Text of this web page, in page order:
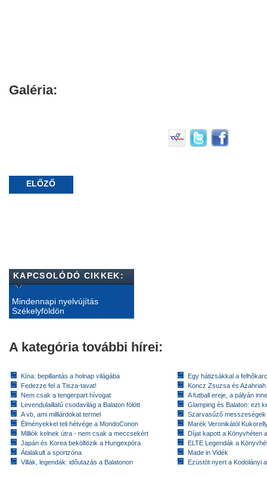
Galéria:
ELŐZŐ
KAPCSOLÓDÓ CIKKEK:
Mindennapi nyelvújítás
Székelyföldön
A kategória további hírei:
Kína: bepillantás a holnap világába
Fedezze fel a Tisza-tavat!
Nem csak a tengerpart hívogat
Levendulaillatú csodavilág a Balaton fölött
A vb, ami milliárdokat termel
Élményekkel teli hétvége a MondoConon
Milliók kelnek útra - nem csak a meccsekért
Japán és Korea beköltözik a Hungexpóra
Átalakult a sportzóna
Villák, legendák: időutazás a Balatonon
Egy hátizsákkal a
Koncz Zsuzsa és
A futball ereje, a pályán
Glamping és Balaton: ezt
Szarvasűző messzeségek
Marék Veronikától
Díjat kapott a Könyvhéten
ELTE Legendák a
Made in Vidék
Ezüstöt nyert a Kodolányi